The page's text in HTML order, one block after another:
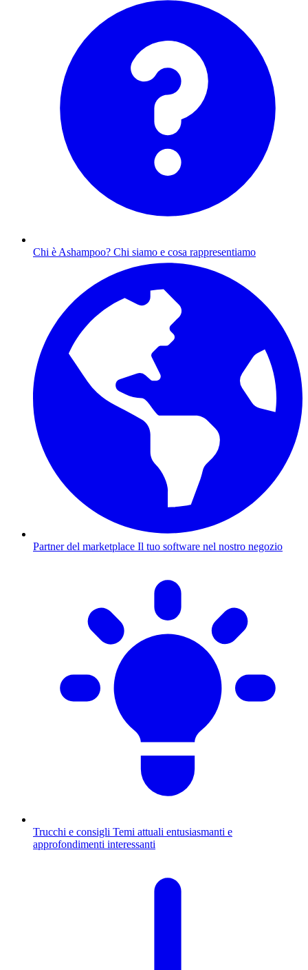
Chi è Ashampoo? Chi siamo e cosa rappresentiamo
Partner del marketplace Il tuo software nel nostro negozio
Trucchi e consigli Temi attuali entusiasmanti e
approfondimenti interessanti